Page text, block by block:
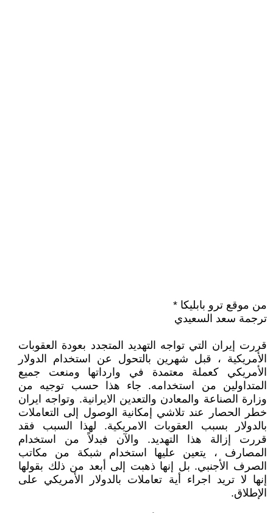
من موقع ترو بابليكا *
ترجمة سعد السعيدي
قررت إيران التي تواجه التهديد المتجدد بعودة العقوبات
الأمريكية ، قبل شهرين بالتحول عن استخدام الدولار
الأمريكي كعملة معتمدة في وارداتها ومنعت جميع
المتداولين من استخدامه. جاء هذا حسب توجيه من
وزارة الصناعة والمعادن والتعدين الايرانية. وتواجه ايران
خطر الحصار عند تلاشي إمكانية الوصول إلى التعاملات
بالدولار بسبب العقوبات الامريكية. لهذا السبب فقد
قررت إزالة هذا التهديد. والآن فبدلاً من استخدام
المصارف ، يتعين عليها استخدام شبكة من مكاتب
الصرف الأجنبي. بل إنها ذهبت إلى أبعد من ذلك بقولها
إنها لا تريد اجراء أية تعاملات بالدولار الأمريكي على
الإطلاق.